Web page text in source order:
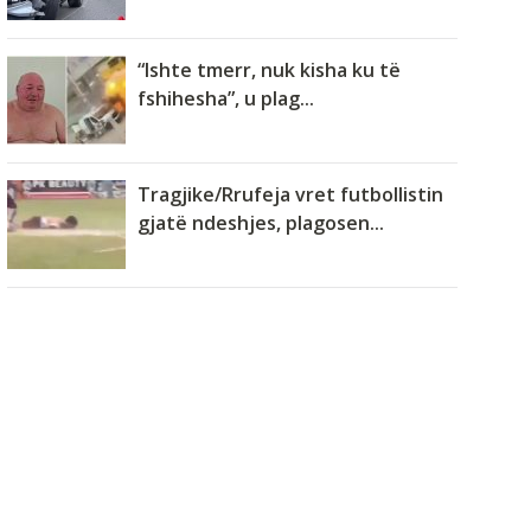
“Ishte tmerr, nuk kisha ku të
fshihesha”, u plag...
Tragjike/Rrufeja vret futbollistin
gjatë ndeshjes, plagosen...